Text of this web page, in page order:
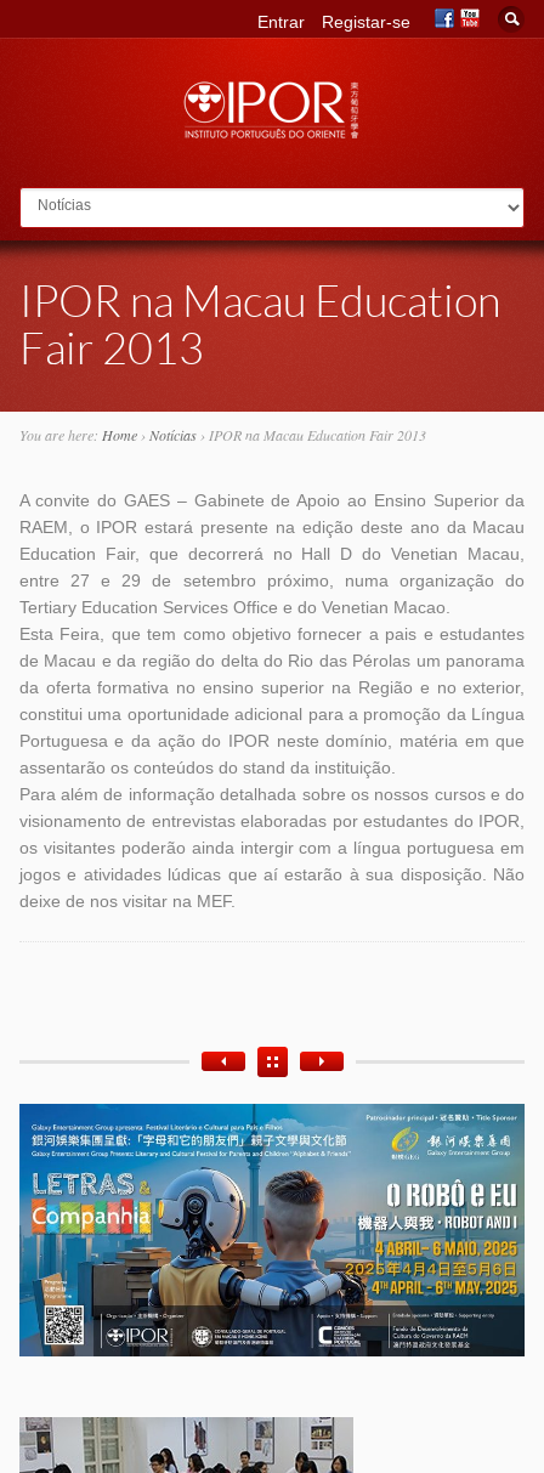
Go to:
Entrar Registar-se
IPOR na Macau Education
Fair 2013
You are here: Home› Notícias› IPOR na Macau Education Fair 2013
A convite do GAES – Gabinete de Apoio ao Ensino Superior da
RAEM, o IPOR estará presente na edição deste ano da Macau
Education Fair, que decorrerá no Hall D do Venetian Macau,
entre 27 e 29 de setembro próximo, numa organização do
Tertiary Education Services Office e do Venetian Macao.
Esta Feira, que tem como objetivo fornecer a pais e estudantes
de Macau e da região do delta do Rio das Pérolas um panorama
da oferta formativa no ensino superior na Região e no exterior,
constitui uma oportunidade adicional para a promoção da Língua
Portuguesa e da ação do IPOR neste domínio, matéria em que
assentarão os conteúdos do stand da instituição.
Para além de informação detalhada sobre os nossos cursos e do
visionamento de entrevistas elaboradas por estudantes do IPOR,
os visitantes poderão ainda intergir com a língua portuguesa em
jogos e atividades lúdicas que aí estarão à sua disposição. Não
deixe de nos visitar na MEF.